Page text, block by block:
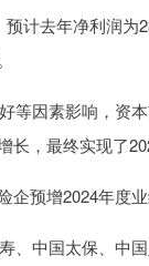
去年净利润为
因素影响，资
，最终实现了
预增2024年度业
中国太保、中